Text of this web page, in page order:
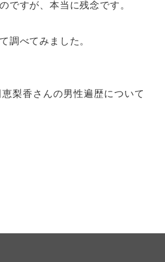
ですが、本当に残念です。
調べてみました。
梨香さんの男性遍歴について